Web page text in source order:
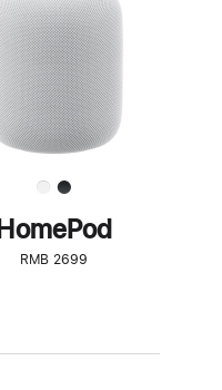
了
解
HomePod<
HomePod
RMB 2699